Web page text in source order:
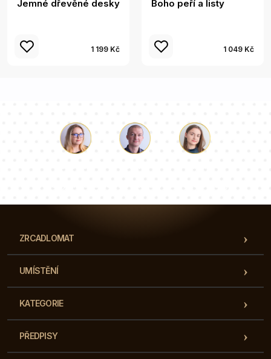
Jemné dřevěné desky
1 199 Kč
Boho peří a listy
1 049 Kč
ZRCADLOMAT
UMÍSTĚNÍ
KATEGORIE
PŘEDPISY